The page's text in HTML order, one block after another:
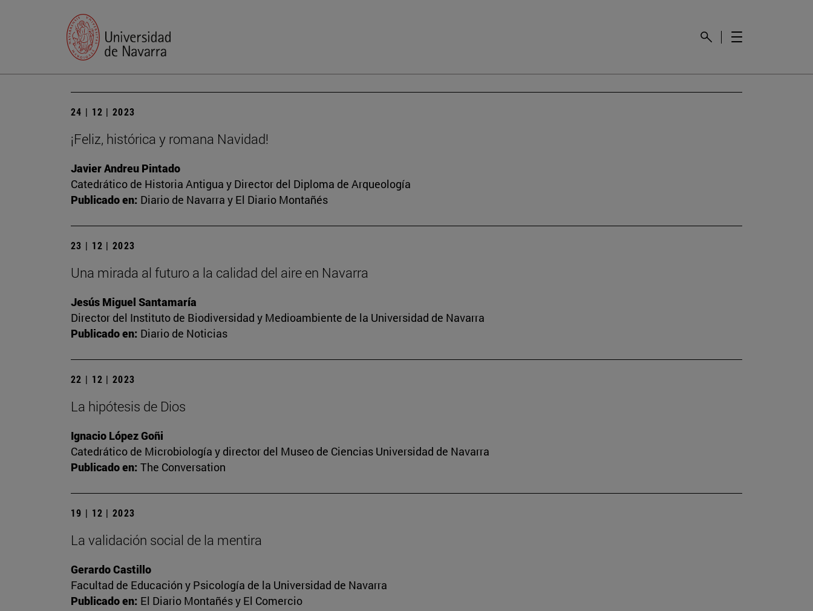
24 | 12 | 2023
¡Feliz, histórica y romana Navidad!
Javier Andreu Pintado
Catedrático de Historia Antigua y Director del Diploma de Arqueología
Publicado en: Diario de Navarra y El Diario Montañés
23 | 12 | 2023
Una mirada al futuro a la calidad del aire en Navarra
Jesús Miguel Santamaría
Director del Instituto de Biodiversidad y Medioambiente de la Universidad de Navarra
Publicado en: Diario de Noticias
22 | 12 | 2023
La hipótesis de Dios
Ignacio López Goñi
Catedrático de Microbiología y director del Museo de Ciencias Universidad de Navarra
Publicado en: The Conversation
19 | 12 | 2023
La validación social de la mentira
Gerardo Castillo
Facultad de Educación y Psicología de la Universidad de Navarra
Publicado en: El Diario Montañés y El Comercio